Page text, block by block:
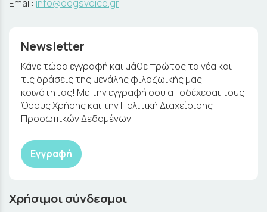
Email: info@dogsvoice.gr
Newsletter
Κάνε τώρα εγγραφή και μάθε πρώτος τα νέα και
τις δράσεις της μεγάλης φιλοζωικής μας
κοινότητας! Με την εγγραφή σου αποδέχεσαι τους
Όρους Χρήσης και την Πολιτική Διαχείρισης
Προσωπικών Δεδομένων.
Εγγραφή
Χρήσιμοι σύνδεσμοι